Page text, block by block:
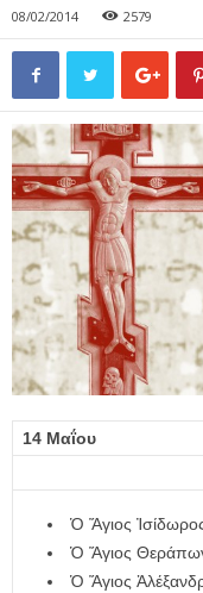
08/02/2014 2579
14 Μαΐου
Ὁ Ἅγιος
Ὁ Ἅγιος
Ὁ Ἅγιος